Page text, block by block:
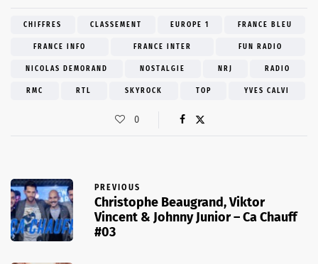
CHIFFRES CLASSEMENT EUROPE 1 FRANCE BLEU
FRANCE INFO FRANCE INTER FUN RADIO
NICOLAS DEMORAND NOSTALGIE NRJ RADIO
RMC RTL SKYROCK TOP YVES CALVI
0
PREVIOUS
Christophe Beaugrand, Viktor
Vincent & Johnny Junior – Ca Chauff
#03